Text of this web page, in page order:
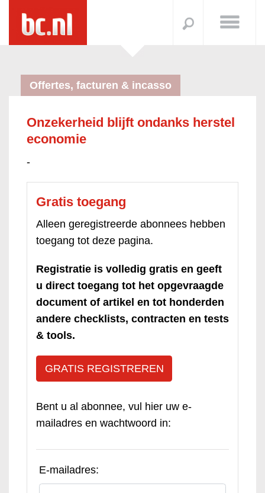
Offertes, facturen & incasso
Onzekerheid blijft ondanks herstel
economie
-
Gratis toegang
Alleen geregistreerde abonnees hebben
toegang tot deze pagina.
Registratie is volledig gratis en geeft
u direct toegang tot het opgevraagde
document of artikel en tot honderden
andere checklists, contracten en tests
& tools.
GRATIS REGISTREREN
Bent u al abonnee, vul hier uw e-
mailadres en wachtwoord in:
E-mailadres: